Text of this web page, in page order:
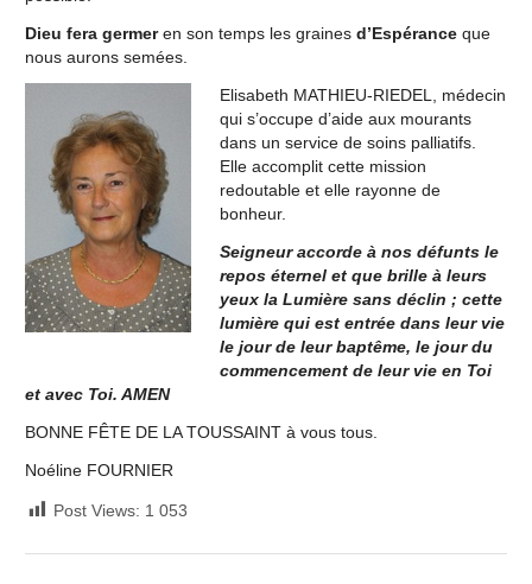
Dieu fera germeren son temps les graines d’Espérance que
nous aurons semées.
Elisabeth MATHIEU-RIEDEL, médecin
qui s’occupe d’aide aux mourants
dans un service de soins palliatifs.
Elle accomplit cette mission
redoutable et elle rayonne de
bonheur.
Seigneur accorde à nos défunts le
repos éternel et que brille à leurs
yeux la Lumière sans déclin ; cette
lumière qui est entrée dans leur vie
le jour de leur baptême, le jour du
commencement de leur vie en Toi
et avec Toi. AMEN
BONNE FÊTE DE LA TOUSSAINT à vous tous.
Noéline FOURNIER
Post Views: 1 053